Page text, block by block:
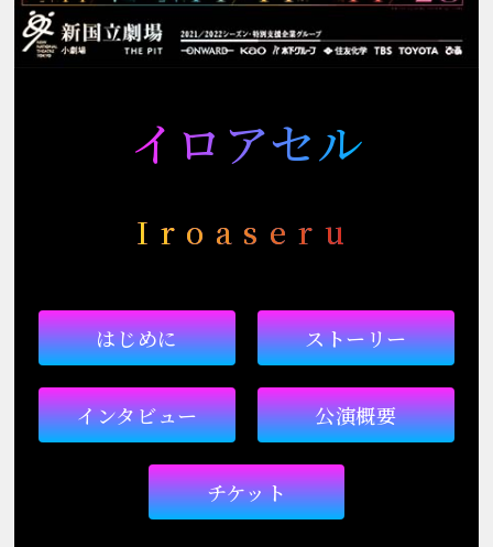
イロアセル
Iroaseru
はじめに ストーリー
インタビュー 公演概要
チケット